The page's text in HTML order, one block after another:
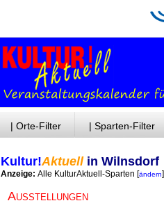
| Orte-Filter | Sparten-Filter
Kultur!Aktuellin Wilnsdorf
Anzeige: Alle KulturAktuell-Sparten [ändern]
Ausstellungen